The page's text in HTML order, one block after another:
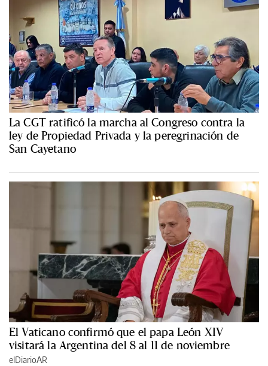
La CGT ratificó la marcha al Congreso contra la
ley de Propiedad Privada y la peregrinación de
San Cayetano
El Vaticano confirmó que el papa León XIV
visitará la Argentina del 8 al 11 de noviembre
elDiarioAR